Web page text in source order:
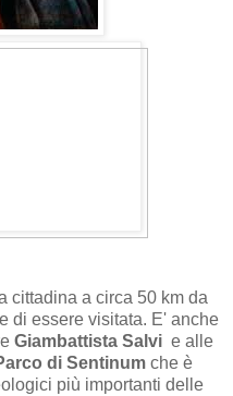
cittadina a circa 50 km da
di essere visitata. E' anche
Giambattista Salvie alle
di Sentinum che è
più importanti delle